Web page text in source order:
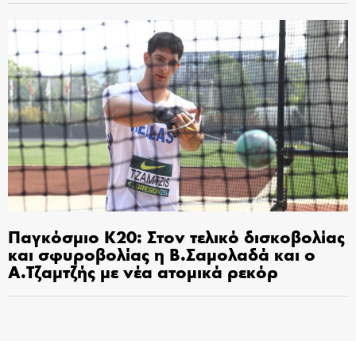
Παγκόσμιο Κ20: Στον τελικό δισκοβολίας
και σφυροβολίας η Β.Σαμολαδά και ο
Α.Τζαμτζής με νέα ατομικά ρεκόρ